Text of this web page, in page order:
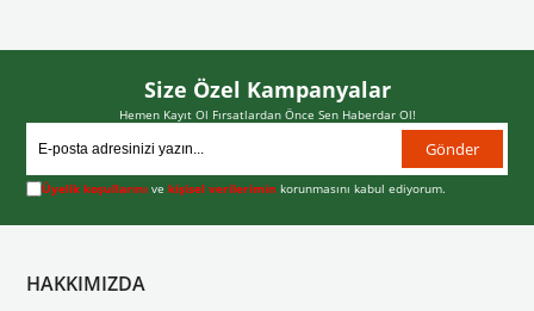
Size Özel Kampanyalar
Hemen Kayıt Ol Fırsatlardan Önce Sen Haberdar Ol!
Gönder
Üyelik koşullarını vekişisel verilerimin korunmasını kabul ediyorum.
HAKKIMIZDA